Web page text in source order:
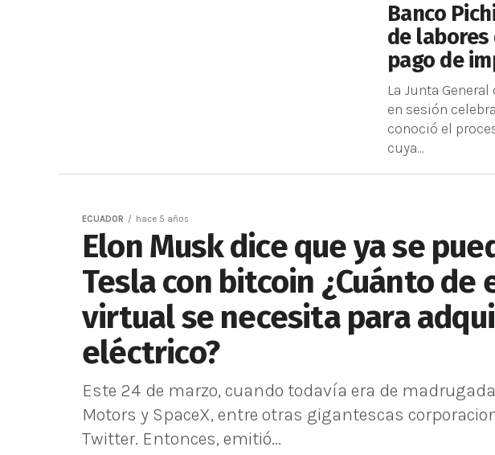
Banco
de
pago de
La Junta
en sesión
conoció el
cuya...
ECUADOR hace 5 años
Elon Musk dice que ya se
Tesla con bitcoin ¿Cuánto de
virtual se necesita para
eléctrico?
Este 24 de marzo, cuando todavía era de
Motors y SpaceX, entre otras gigantescas
Twitter. Entonces, emitió...